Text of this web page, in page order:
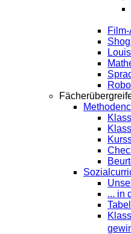
... in